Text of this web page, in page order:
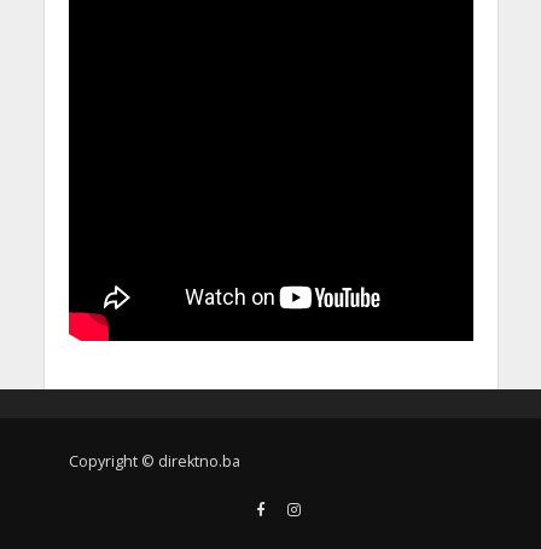
Copyright © direktno.ba